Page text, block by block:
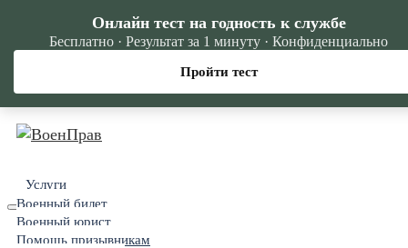
Услуги
Военный билет
Военный юрист
Помощь призывникам
Онлайн тест на годность к службе
Бесплатно · Результат за 1 минуту · Конфиденциально
Пройти тест